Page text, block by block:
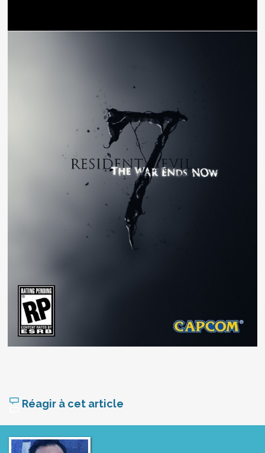
Réagir à cet article